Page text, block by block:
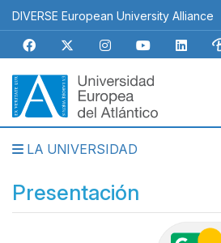
Pasar
al
contenido
principal
DIVERSE European University Alliance
Navegación
principal
LA UNIVERSIDAD
Presentación